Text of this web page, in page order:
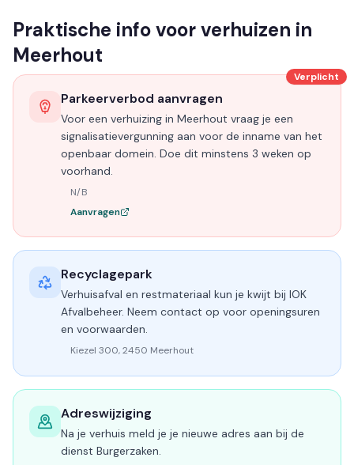
Praktische info voor verhuizen in
Meerhout
Verplicht
Parkeerverbod aanvragen
Voor een verhuizing in Meerhout vraag je een
signalisatievergunning aan voor de inname van het
openbaar domein. Doe dit minstens 3 weken op
voorhand.
N/B
Aanvragen
Recyclagepark
Verhuisafval en restmateriaal kun je kwijt bij IOK
Afvalbeheer. Neem contact op voor openingsuren
en voorwaarden.
Kiezel 300, 2450 Meerhout
Adreswijziging
Na je verhuis meld je je nieuwe adres aan bij de
dienst Burgerzaken.